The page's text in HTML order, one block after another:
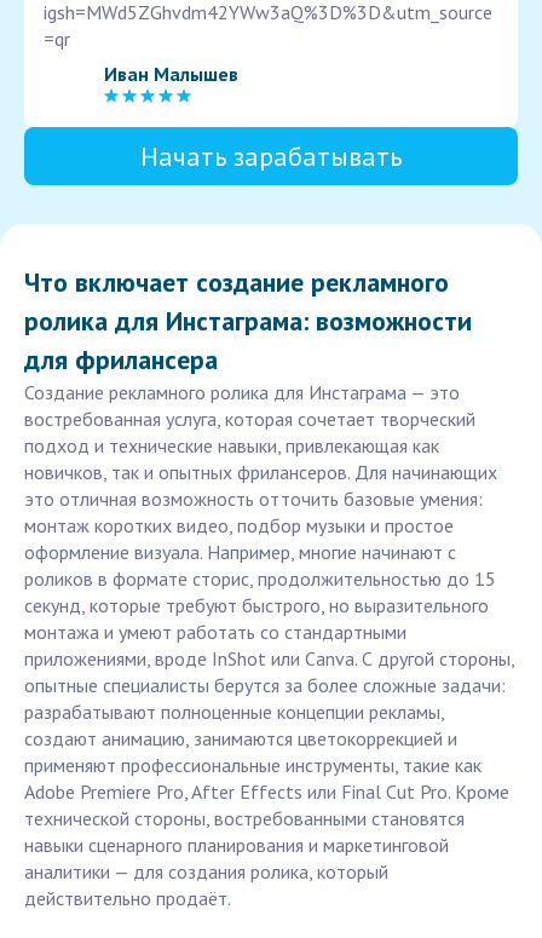
igsh=MWd5ZGhvdm42YWw3aQ%3D%3D&utm_source
=qr
Иван Малышев
Начать зарабатывать
Что включает создание рекламного
ролика для Инстаграма: возможности
для фрилансера
Создание рекламного ролика для Инстаграма — это
востребованная услуга, которая сочетает творческий
подход и технические навыки, привлекающая как
новичков, так и опытных фрилансеров. Для начинающих
это отличная возможность отточить базовые умения:
монтаж коротких видео, подбор музыки и простое
оформление визуала. Например, многие начинают с
роликов в формате сторис, продолжительностью до 15
секунд, которые требуют быстрого, но выразительного
монтажа и умеют работать со стандартными
приложениями, вроде InShot или Canva. С другой стороны,
опытные специалисты берутся за более сложные задачи:
разрабатывают полноценные концепции рекламы,
создают анимацию, занимаются цветокоррекцией и
применяют профессиональные инструменты, такие как
Adobe Premiere Pro, After Effects или Final Cut Pro. Кроме
технической стороны, востребованными становятся
навыки сценарного планирования и маркетинговой
аналитики — для создания ролика, который
действительно продаёт.